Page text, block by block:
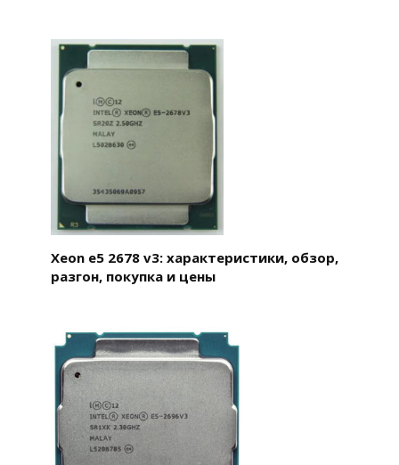
Xeon e5 2678 v3: характеристики, обзор,
разгон, покупка и цены